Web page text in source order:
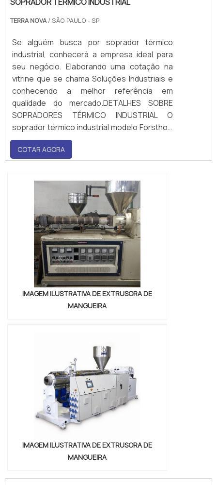
TERRA NOVA/ SÃO PAULO - SP
Se alguém busca por soprador térmico
industrial, conhecerá a empresa ideal para
seu negócio. Elaborando uma cotação na
vitrine que se chama Soluções Industriais e
conhecendo a melhor referência em
qualidade do mercado.DETALHES SOBRE
SOPRADORES TÉRMICO INDUSTRIAL O
soprador térmico industrial modelo Forsthoff
Oval-Q, dispõe de uma potência de
aquecimento de 1500 Watt 230V, e uma
eletrônica de regulação contínua para
COTAR AGORA
IMAGEM ILUSTRATIVA DE EXTRUSORA DE
MANGUEIRA
IMAGEM ILUSTRATIVA DE EXTRUSORA DE
MANGUEIRA